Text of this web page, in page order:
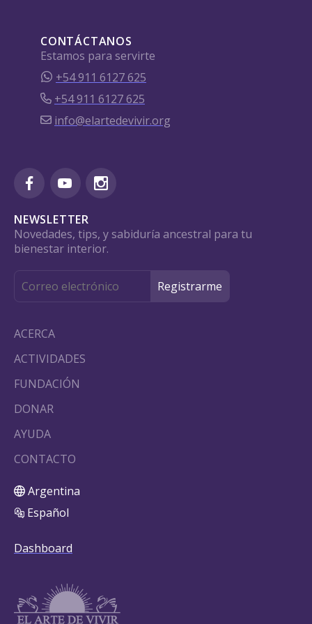
CONTÁCTANOS
Estamos para servirte
+54 911 6127 625
+54 911 6127 625
info@elartedevivir.org
NEWSLETTER
Novedades, tips, y sabiduría ancestral para tu
bienestar interior.
ACERCA
ACTIVIDADES
FUNDACIÓN
DONAR
AYUDA
CONTACTO
Argentina
Español
Dashboard